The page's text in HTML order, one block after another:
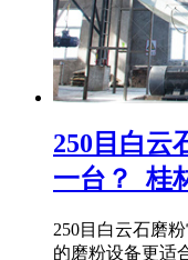
250目白云
一台？_桂
250目白云石磨
的磨粉设备更适